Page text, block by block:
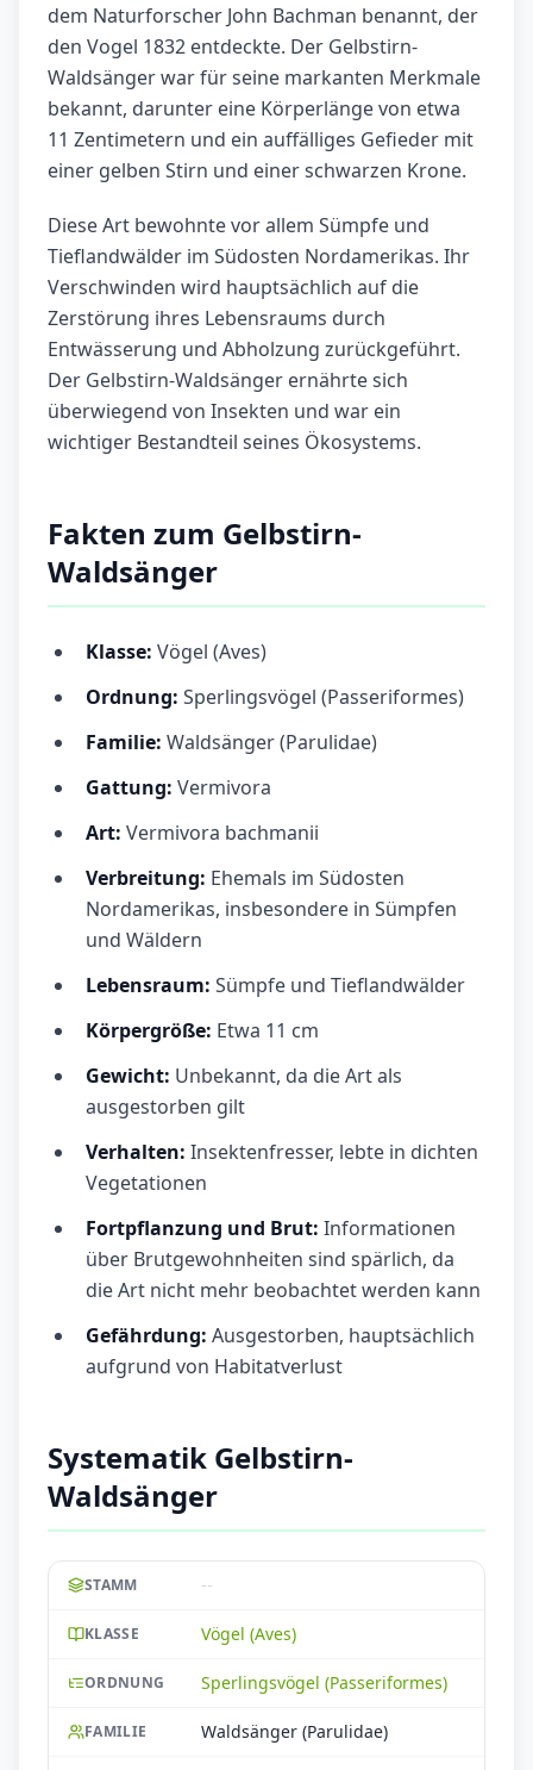
dem Naturforscher John Bachman benannt, der
den Vogel 1832 entdeckte. Der Gelbstirn-
Waldsänger war für seine markanten Merkmale
bekannt, darunter eine Körperlänge von etwa
11 Zentimetern und ein auffälliges Gefieder mit
einer gelben Stirn und einer schwarzen Krone.
Diese Art bewohnte vor allem Sümpfe und
Tieflandwälder im Südosten Nordamerikas. Ihr
Verschwinden wird hauptsächlich auf die
Zerstörung ihres Lebensraums durch
Entwässerung und Abholzung zurückgeführt.
Der Gelbstirn-Waldsänger ernährte sich
überwiegend von Insekten und war ein
wichtiger Bestandteil seines Ökosystems.
Fakten zum Gelbstirn-
Waldsänger
Klasse: Vögel (Aves)
Ordnung: Sperlingsvögel (Passeriformes)
Familie: Waldsänger (Parulidae)
Gattung: Vermivora
Art: Vermivora bachmanii
Verbreitung: Ehemals im Südosten
Nordamerikas, insbesondere in Sümpfen
und Wäldern
Lebensraum: Sümpfe und Tieflandwälder
Körpergröße: Etwa 11 cm
Gewicht: Unbekannt, da die Art als
ausgestorben gilt
Verhalten: Insektenfresser, lebte in dichten
Vegetationen
Fortpflanzung und Brut: Informationen
über Brutgewohnheiten sind spärlich, da
die Art nicht mehr beobachtet werden kann
Gefährdung: Ausgestorben, hauptsächlich
aufgrund von Habitatverlust
Systematik Gelbstirn-
Waldsänger
STAMM --
KLASSE Vögel (Aves)
ORDNUNG Sperlingsvögel (Passeriformes)
FAMILIE Waldsänger (Parulidae)